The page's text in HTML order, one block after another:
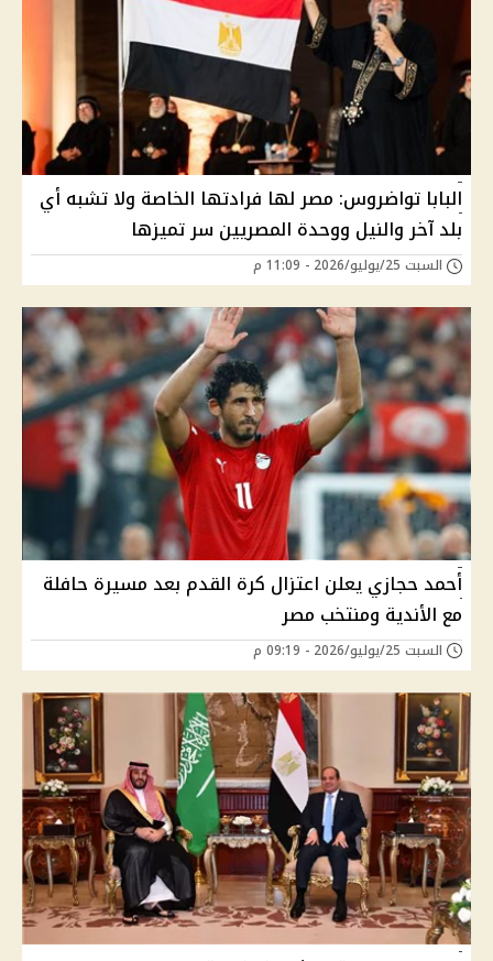
البابا تواضروس: مصر لها فرادتها الخاصة ولا تشبه أي
بلد آخر والنيل ووحدة المصريين سر تميزها
السبت 25/يوليو/2026 - 11:09 م
أحمد حجازي يعلن اعتزال كرة القدم بعد مسيرة حافلة
مع الأندية ومنتخب مصر
السبت 25/يوليو/2026 - 09:19 م